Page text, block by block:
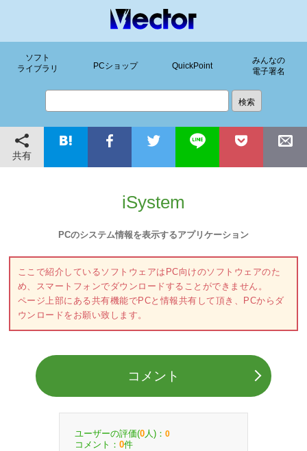
ソフト
ライブラリ
PCショップ QuickPoint
みんなの
電子署名
共有
iSystem
PCのシステム情報を表示するアプリケーション
ここで紹介しているソフトウェアはPC向けのソフトウェアのた
め、スマートフォンでダウンロードすることができません。
ページ上部にある共有機能でPCと情報共有して頂き、PCからダ
ウンロードをお願い致します。
コメント
ユーザーの評価(0 人)： 0
コメント： 0件